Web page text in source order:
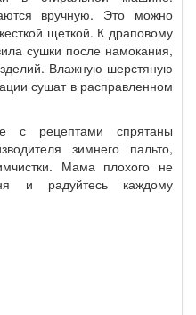
вручную. Это можно
щеткой. К драповому
сушки после намокания,
Влажную шерстяную
сушат в расправленном
рецептами спрятаны
зимнего пальто,
Мама плохого не
и радуйтесь каждому